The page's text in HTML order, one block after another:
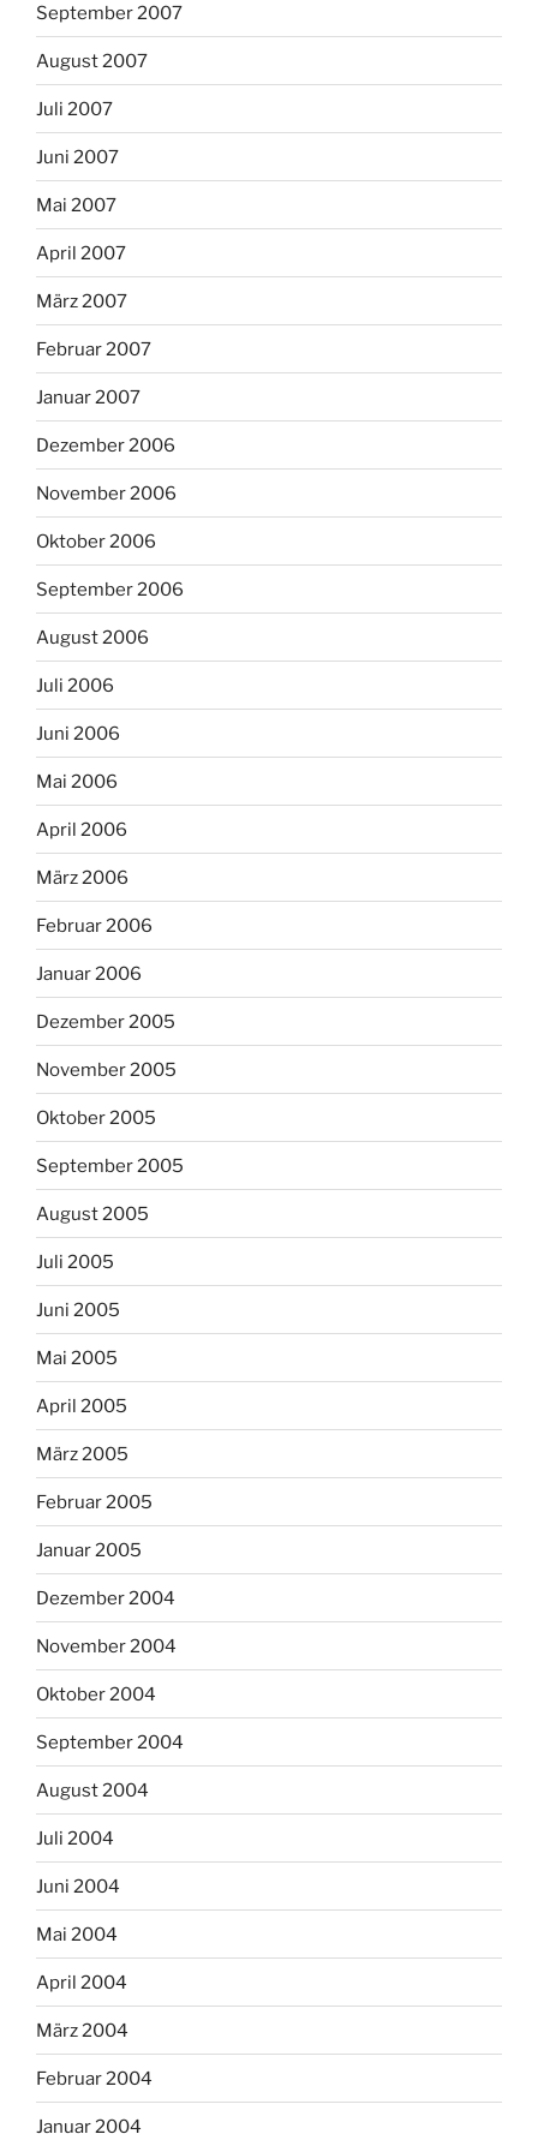
September 2007
August 2007
Juli 2007
Juni 2007
Mai 2007
April 2007
März 2007
Februar 2007
Januar 2007
Dezember 2006
November 2006
Oktober 2006
September 2006
August 2006
Juli 2006
Juni 2006
Mai 2006
April 2006
März 2006
Februar 2006
Januar 2006
Dezember 2005
November 2005
Oktober 2005
September 2005
August 2005
Juli 2005
Juni 2005
Mai 2005
April 2005
März 2005
Februar 2005
Januar 2005
Dezember 2004
November 2004
Oktober 2004
September 2004
August 2004
Juli 2004
Juni 2004
Mai 2004
April 2004
März 2004
Februar 2004
Januar 2004